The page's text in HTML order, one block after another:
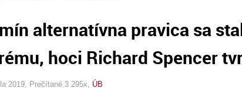
alternatívna pravica sa
hoci Richard Spencer
2019, Prečítané 3 295x, ÚB